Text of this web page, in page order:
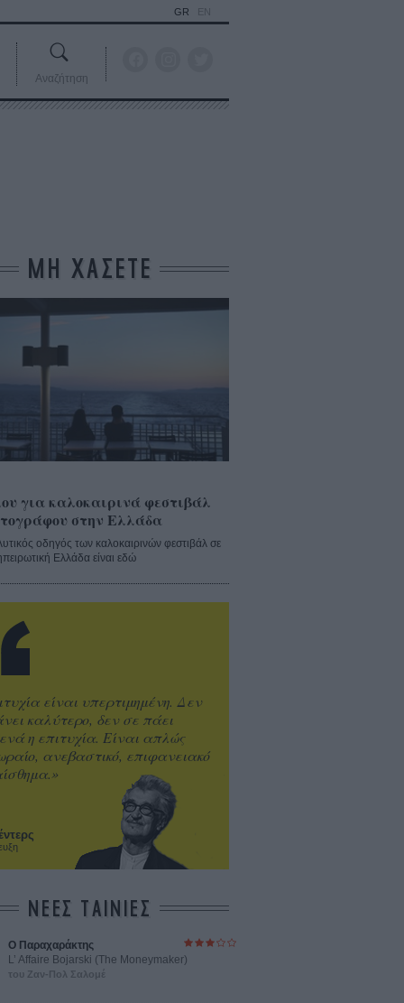
GR EN
Αναζήτηση
ΜΗ ΧΑΣΕΤΕ
για καλοκαιρινά φεστιβάλ
στην Ελλάδα
οδηγός των καλοκαιρινών φεστιβάλ σε
Ελλάδα είναι εδώ
είναι υπερτιμημένη. Δεν
καλύτερο, δεν σε πάει
η επιτυχία. Είναι απλώς
ανεβαστικό, επιφανειακό
ΝΕΕΣ ΤΑΙΝΙΕΣ
Ο Παραχαράκτης
L’ Affaire Bojarski (The Moneymaker)
του Ζαν-Πολ Σαλομέ